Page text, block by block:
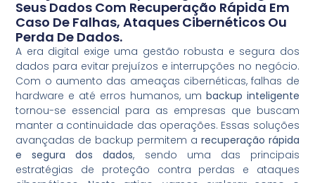
Seus Dados Com Recuperação Rápida Em
Caso De Falhas, Ataques Cibernéticos Ou
Perda De Dados.
A era digital exige uma gestão robusta e segura dos
dados para evitar prejuízos e interrupções no negócio.
Com o aumento das ameaças cibernéticas, falhas de
hardware e até erros humanos, um backup inteligente
tornou-se essencial para as empresas que buscam
manter a continuidade das operações. Essas soluções
avançadas de backup permitem a recuperação rápida
e segura dos dados, sendo uma das principais
estratégias de proteção contra perdas e ataques